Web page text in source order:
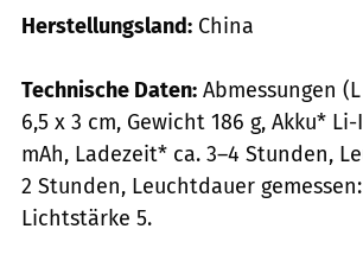
Herstellungsland: China
Technische Daten: Abmessungen
6,5 x 3 cm, Gewicht 186 g, Akku* Li-
mAh, Ladezeit* ca. 3–4 Stunden,
2 Stunden, Leuchtdauer
Lichtstärke 5.